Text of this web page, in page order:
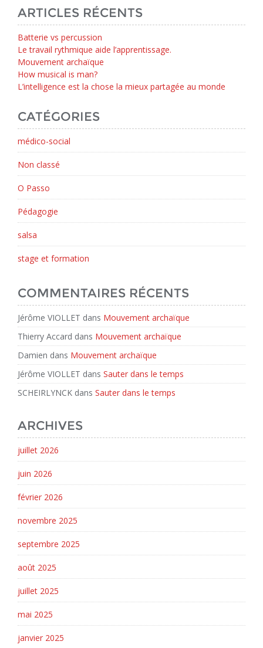
ARTICLES RÉCENTS
Batterie vs percussion
Le travail rythmique aide l’apprentissage.
Mouvement archaïque
How musical is man?
L’intelligence est la chose la mieux partagée au monde
CATÉGORIES
médico-social
Non classé
O Passo
Pédagogie
salsa
stage et formation
COMMENTAIRES RÉCENTS
Jérôme VIOLLET dans Mouvement archaïque
Thierry Accard dans Mouvement archaïque
Damien dans Mouvement archaïque
Jérôme VIOLLET dans Sauter dans le temps
SCHEIRLYNCK dans Sauter dans le temps
ARCHIVES
juillet 2026
juin 2026
février 2026
novembre 2025
septembre 2025
août 2025
juillet 2025
mai 2025
janvier 2025